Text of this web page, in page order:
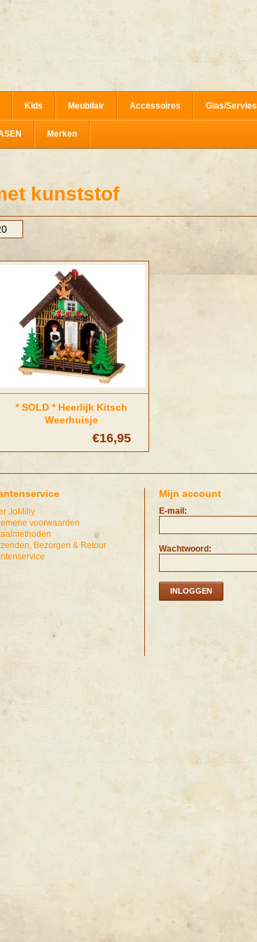
Kids Meubilair Accessoires Glas/Servies
Merken
kunststof
* SOLD * Heerlijk Kitsch
Weerhuisje
€16,95
JoMilly
voorwaarden
Bezorgen & Retour
Mijn account
E-mail:
Wachtwoord:
INLOGGEN